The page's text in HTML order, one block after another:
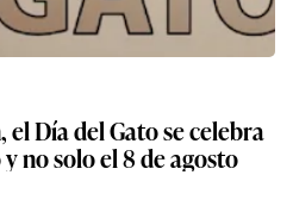
Día del Gato se celebra
no solo el 8 de agosto